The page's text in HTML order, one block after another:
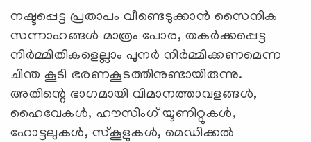
നഷ്ടപ്പെട്ട പ്രതാപം വീണ്ടെടുക്കാൻ സൈനിക
സന്നാഹങ്ങൾ മാത്രം പോര, തകർക്കപ്പെട്ട
നിർമ്മിതികളെല്ലാം പുനർ നിർമ്മിക്കണമെന്ന
ചിന്ത കൂടി ഭരണകൂടത്തിനുണ്ടായിരുന്നു.
അതിന്റെ ഭാഗമായി വിമാനത്താവളങ്ങൾ,
ഹൈവേകൾ, ഹൗസിംഗ് യൂണിറ്റുകൾ,
ഹോട്ടലുകൾ, സ്കൂളുകൾ, മെഡിക്കൽ